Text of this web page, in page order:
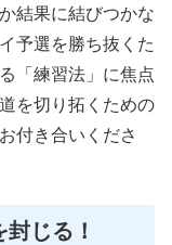
結果に結びつかな
予選を勝ち抜くた
「練習法」に焦点
を切り拓くための
付き合いくださ
じる！